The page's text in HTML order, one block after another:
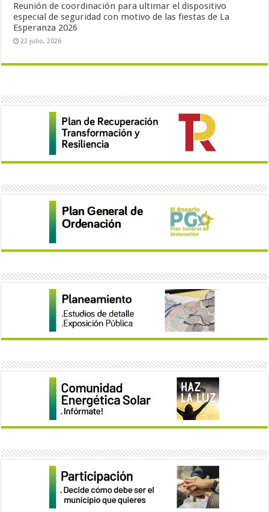
Reunión de coordinación para ultimar el dispositivo
especial de seguridad con motivo de las fiestas de La
Esperanza 2026
22 julio, 2026